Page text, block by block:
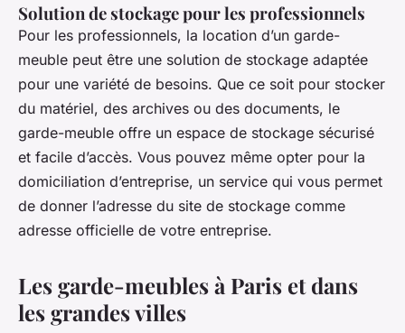
Solution de stockage pour les professionnels
Pour les professionnels, la location d’un garde-
meuble peut être une solution de stockage adaptée
pour une variété de besoins. Que ce soit pour stocker
du matériel, des archives ou des documents, le
garde-meuble offre un espace de stockage sécurisé
et facile d’accès. Vous pouvez même opter pour la
domiciliation d’entreprise, un service qui vous permet
de donner l’adresse du site de stockage comme
adresse officielle de votre entreprise.
Les garde-meubles à Paris et dans
les grandes villes